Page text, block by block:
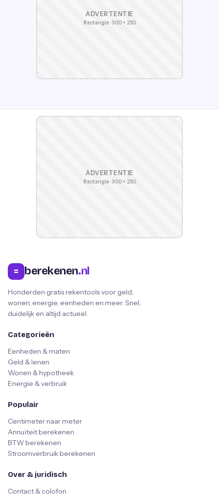
ADVERTENTIE
Rectangle · 300 × 250
ADVERTENTIE
Rectangle · 300 × 250
= berekenen.nl
Honderden gratis rekentools voor geld,
wonen, energie, eenheden en meer. Snel,
duidelijk en altijd actueel.
Categorieën
Eenheden & maten
Geld & lenen
Wonen & hypotheek
Energie & verbruik
Populair
Centimeter naar meter
Annuïteit berekenen
BTW berekenen
Stroomverbruik berekenen
Over & juridisch
Contact & colofon